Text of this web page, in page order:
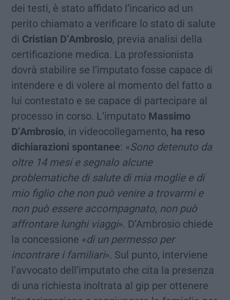
dei testi, è stato affidato l’incarico ad un
perito chiamato a verificare lo stato di salute
di Cristian D’Ambrosio, previa analisi della
certificazione medica. La professionista
dovrà stabilire se l’imputato fosse capace di
intendere e di volere al momento del fatto a
lui contestato e se capace di partecipare al
processo in corso. L’imputato Massimo
D’Ambrosio, in videocollegamento, ha reso
dichiarazioni spontanee: «Sono detenuto da
oltre 14 mesi e segnalo alcune
problematiche di salute di mia moglie e di
mio figlio che non può venire a trovarmi e
non può essere accompagnato, non può
affrontare lunghi viaggi». D’Ambrosio chiede
la concessione «di un permesso per
incontrare i familiari». Sul punto, interviene
l’avvocato dell’imputato che cita la presenza
di una richiesta inoltrata al gip per ottenere